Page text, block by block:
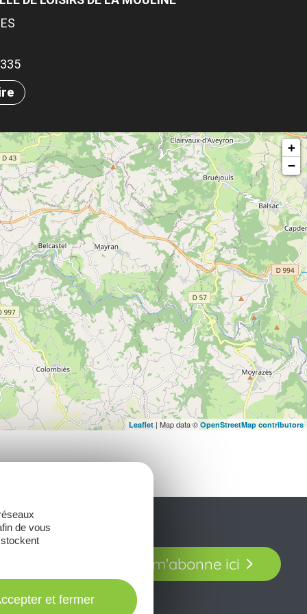
+
−
Leaflet | Map data © OpenStreetMap contributors
laissez-vous
Je m'abonne ici
de vous
et fermer